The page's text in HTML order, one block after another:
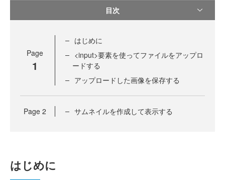
目次
Page
1
はじめに
<input>要素を使ってファイルをアップロ
ードする
アップロードした画像を保存する
Page 2 サムネイルを作成して表示する
はじめに